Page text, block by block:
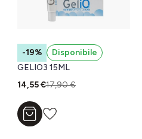
-19%
Disponibile
GELIO3 15ML
14,55 €17,90 €
Aggiungi al carrello